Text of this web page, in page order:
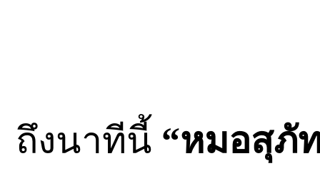
ถึงนาทีนี้ “หมอสุภั